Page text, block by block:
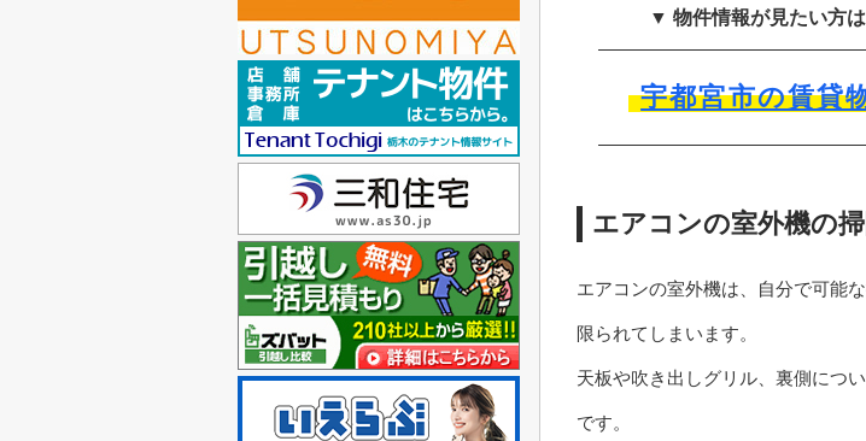
▼ 物件情報が見たい方
宇都宮市の賃貸
エアコンの室外機の
エアコンの室外機は、自分で可能
限られてしまいます。
天板や吹き出しグリル、裏側につ
です。